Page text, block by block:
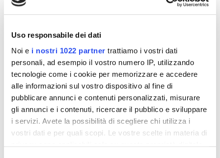
Uso responsabile dei dati
Noi e i nostri 1022 partner trattiamo i vostri dati
personali, ad esempio il vostro numero IP, utilizzando
tecnologie come i cookie per memorizzare e accedere
alle informazioni sul vostro dispositivo al fine di
pubblicare annunci e contenuti personalizzati, misurare
gli annunci e i contenuti, ricercare il pubblico e sviluppare
i servizi. Avete la possibilità di scegliere chi utilizza i
vostri dati e per quali scopi. Le vostre scelte in materia di
Dettagli del prodotto
Recensioni
Altri prodotti che potrebbero
interessarti
-42% -42%